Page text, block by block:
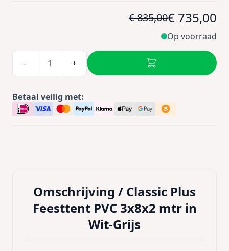
€ 835,00€ 735,00
Op voorraad
- +
Betaal veilig met:
Omschrijving / Classic Plus
Feesttent PVC 3x8x2 mtr in
Wit-Grijs